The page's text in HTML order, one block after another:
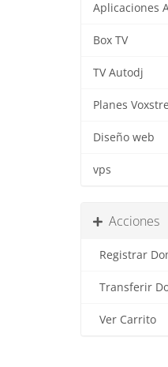
Aplicaciones
Box TV
TV Autodj
Planes
Diseño web
vps
Acciones
Registrar
Transferir
Ver Carrito